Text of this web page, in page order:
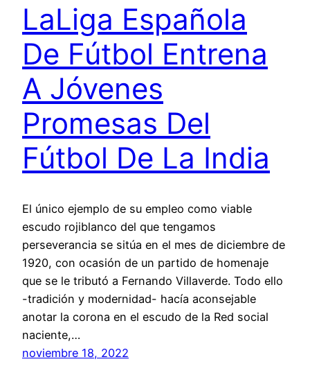
LaLiga Española
De Fútbol Entrena
A Jóvenes
Promesas Del
Fútbol De La India
El único ejemplo de su empleo como viable
escudo rojiblanco del que tengamos
perseverancia se sitúa en el mes de diciembre de
1920, con ocasión de un partido de homenaje
que se le tributó a Fernando Villaverde. Todo ello
-tradición y modernidad- hacía aconsejable
anotar la corona en el escudo de la Red social
naciente,…
noviembre 18, 2022